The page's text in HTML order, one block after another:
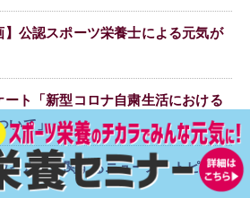
】公認スポーツ栄養士による元気が
ート「新型コロナ自粛生活における
いて」
イルスに関するニュース・トピッ